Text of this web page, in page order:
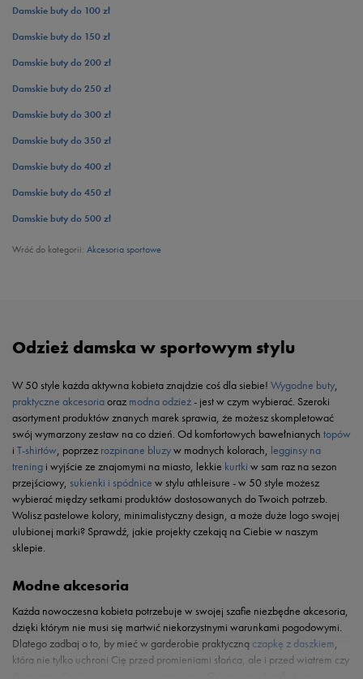
Damskie buty do 100 zł
Damskie buty do 150 zł
Damskie buty do 200 zł
Damskie buty do 250 zł
Damskie buty do 300 zł
Damskie buty do 350 zł
Damskie buty do 400 zł
Damskie buty do 450 zł
Damskie buty do 500 zł
Wróć do kategorii: Akcesoria sportowe
Odzież damska w sportowym stylu
W 50 style każda aktywna kobieta znajdzie coś dla siebie! Wygodne buty,
praktyczne akcesoriaoraz modna odzież- jest w czym wybierać. Szeroki
asortyment produktów znanych marek sprawia, że możesz skompletować
swój wymarzony zestaw na co dzień. Od komfortowych bawełnianych topów
i T-shirtów, poprzez rozpinane bluzyw modnych kolorach, legginsy na
trening i wyjście ze znajomymi na miasto, lekkie kurtki w sam raz na sezon
przejściowy, sukienki i spódnice w stylu athleisure - w 50 style możesz
wybierać między setkami produktów dostosowanych do Twoich potrzeb.
Wolisz pastelowe kolory, minimalistyczny design, a może duże logo swojej
ulubionej marki? Sprawdź, jakie projekty czekają na Ciebie w naszym
sklepie.
Modne akcesoria
Każda nowoczesna kobieta potrzebuje w swojej szafie niezbędne akcesoria,
dzięki którym nie musi się martwić niekorzystnymi warunkami pogodowymi.
Dlatego zadbaj o to, by mieć w garderobie praktyczną czapkę z daszkiem,
która nie tylko uchroni Cię przed promieniami słońca, ale i przed wiatrem czy